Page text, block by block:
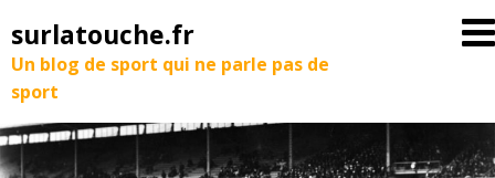
surlatouche.fr
Un blog de sport qui ne parle pas de
sport